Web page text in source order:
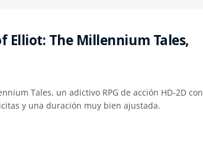
Elliot: The Millennium Tales,
Tales, un adictivo RPG de acción HD-2D con
y una duración muy bien ajustada.